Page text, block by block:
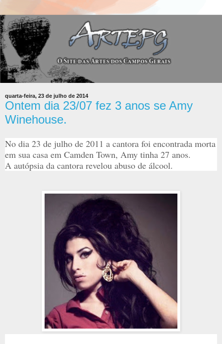
quarta-feira, 23 de julho de 2014
Ontem dia 23/07 fez 3 anos se Amy
Winehouse.
No dia 23 de julho de 2011 a cantora foi encontrada morta
em sua casa em Camden Town, Amy tinha 27 anos.
A autópsia da cantora revelou abuso de álcool.